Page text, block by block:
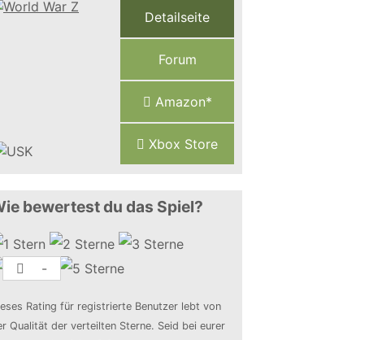
Detailseite
Forum
Amazon*
Xbox Store
bewertest du das Spiel?
-
Rating für registrierte Benutzer lebt von
Qualität der verteilten Sterne. Seid bei eurer